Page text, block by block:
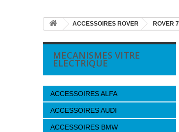
ACCESSOIRES ROVER ROVER
MECANISMES VITRE
ELECTRIQUE
ACCESSOIRES ALFA
ACCESSOIRES AUDI
ACCESSOIRES BMW